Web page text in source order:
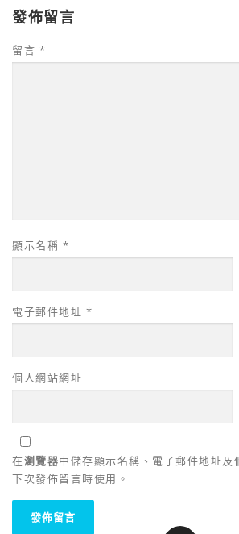
發佈留言
留言 *
顯示名稱 *
電子郵件地址 *
個人網站網址
在瀏覽器中儲存顯示名稱、電子郵件地址及
下次發佈留言時使用。